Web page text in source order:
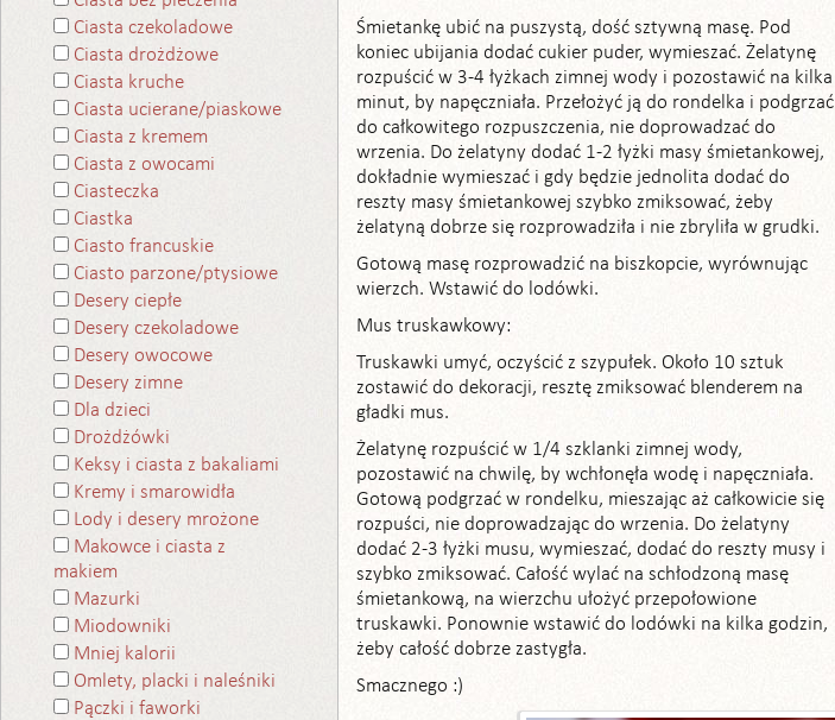
Ciasta czekoladowe
Ciasta drożdżowe
Ciasta kruche
Ciasta ucierane/piaskowe
Ciasta z kremem
Ciasta z owocami
Ciasteczka
Ciastka
Ciasto francuskie
Ciasto parzone/ptysiowe
Desery ciepłe
Desery czekoladowe
Desery owocowe
Desery zimne
Dla dzieci
Drożdżówki
Keksy i ciasta z bakaliami
Kremy i smarowidła
Lody i desery mrożone
Makowce i ciasta z
makiem
Mazurki
Miodowniki
Mniej kalorii
Omlety, placki i naleśniki
Pączki i faworki
Śmietankę ubić na puszystą, dość sztywną masę. Pod
koniec ubijania dodać cukier puder, wymieszać. Żelatynę
rozpuścić w 3-4 łyżkach zimnej wody i pozostawić na kilka
minut, by napęczniała. Przełożyć ją do rondelka i podgrzać
do całkowitego rozpuszczenia, nie doprowadzać do
wrzenia. Do żelatyny dodać 1-2 łyżki masy śmietankowej,
dokładnie wymieszać i gdy będzie jednolita dodać do
reszty masy śmietankowej szybko zmiksować, żeby
żelatyną dobrze się rozprowadziła i nie zbryliła w grudki.
Gotową masę rozprowadzić na biszkopcie, wyrównując
wierzch. Wstawić do lodówki.
Mus truskawkowy:
Truskawki umyć, oczyścić z szypułek. Około 10 sztuk
zostawić do dekoracji, resztę zmiksować blenderem na
gładki mus.
Żelatynę rozpuścić w 1/4 szklanki zimnej wody,
pozostawić na chwilę, by wchłonęła wodę i napęczniała.
Gotową podgrzać w rondelku, mieszając aż całkowicie się
rozpuści, nie doprowadzając do wrzenia. Do żelatyny
dodać 2-3 łyżki musu, wymieszać, dodać do reszty musy i
szybko zmiksować. Całość wylać na schłodzoną masę
śmietankową, na wierzchu ułożyć przepołowione
truskawki. Ponownie wstawić do lodówki na kilka godzin,
żeby całość dobrze zastygła.
Smacznego :)